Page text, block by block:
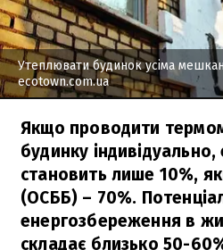
Утеплювати будинок усіма
ecotown.com.ua
Якщо проводити
будинку індивідуально,
становить лише 10%,
(ОСББ) – 70%.
енергозбереження в
складає близько 50-